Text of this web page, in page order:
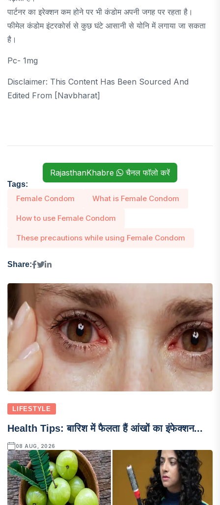
पार्टनर का इरेक्शन कम होने पर भी कंडोम अपनी जगह पर रहता है।
फीमेल कंडोम इंटरकोर्स से कुछ घंटे आसानी से योनि में लगाया जा सकता
है।
Pc- 1mg
Disclaimer: This Content Has Been Sourced And
Edited From [navbharat]
RajasthanKhabre चैनल फॉलो करें
Tags:
Female Condom What is Female Condom
How to use Female Condom
These precautions while using Female Condom
Share:
LIFESTYLE
Health Tips: बारिश में फैलता हैं आंखों का इंफेक्शन...
08 AUG, 2026